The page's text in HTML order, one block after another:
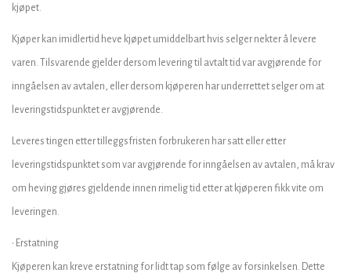
kjøpet.
Kjøper kan imidlertid heve kjøpet umiddelbart hvis selger nekter å levere
varen. Tilsvarende gjelder dersom levering til avtalt tid var avgjørende for
inngåelsen av avtalen, eller dersom kjøperen har underrettet selger om at
leveringstidspunktet er avgjørende.
Leveres tingen etter tilleggsfristen forbrukeren har satt eller etter
leveringstidspunktet som var avgjørende for inngåelsen av avtalen, må krav
om heving gjøres gjeldende innen rimelig tid etter at kjøperen fikk vite om
leveringen.
• Erstatning
Kjøperen kan kreve erstatning for lidt tap som følge av forsinkelsen. Dette